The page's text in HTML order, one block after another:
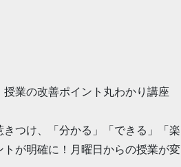
業の改善ポイント丸わかり講座
つけ、「分かる」「できる」「楽
が明確に！月曜日からの授業が変